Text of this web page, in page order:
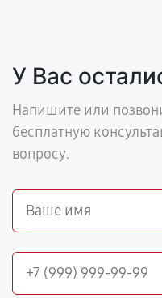
У Вас
Напишите или
бесплатную
вопросу.